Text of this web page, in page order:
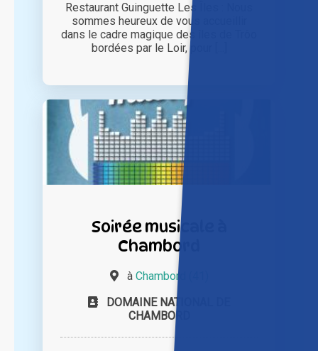
Restaurant Guinguette Les Îles : Nous
sommes heureux de vous accueillir
dans le cadre magique des îles de Trôo
bordées par le Loir, pour [...]
Soirée musicale à
Chambord
à Chambord (41)
DOMAINE NATIONAL DE
CHAMBORD